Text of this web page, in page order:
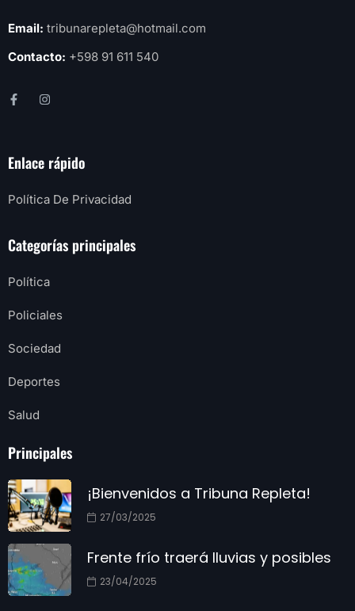
Email: tribunarepleta@hotmail.com
Contacto: +598 91 611 540
Enlace rápido
Política De Privacidad
Categorías principales
Política
Policiales
Sociedad
Deportes
Salud
Principales
¡Bienvenidos a Tribuna Repleta!
27/03/2025
Frente frío traerá lluvias y posibles
23/04/2025